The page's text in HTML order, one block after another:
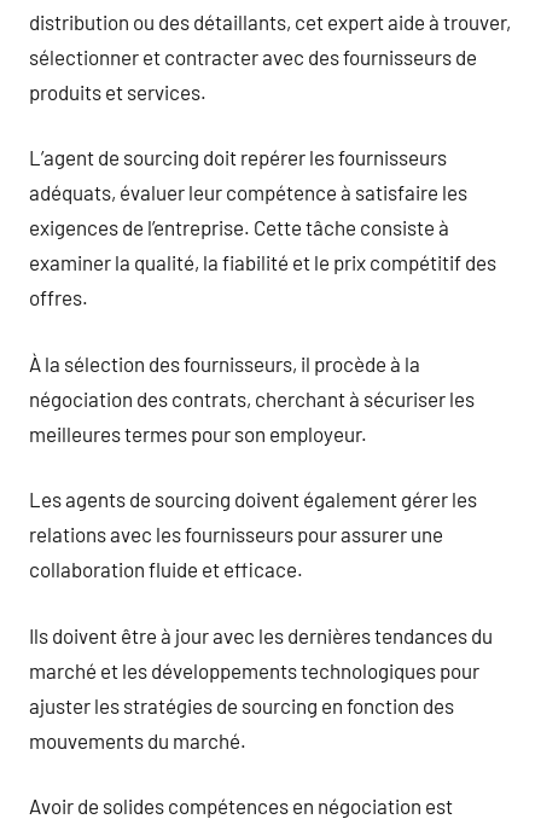
distribution ou des détaillants, cet expert aide à trouver,
sélectionner et contracter avec des fournisseurs de
produits et services.
L’agent de sourcing doit repérer les fournisseurs
adéquats, évaluer leur compétence à satisfaire les
exigences de l’entreprise. Cette tâche consiste à
examiner la qualité, la fiabilité et le prix compétitif des
offres.
À la sélection des fournisseurs, il procède à la
négociation des contrats, cherchant à sécuriser les
meilleures termes pour son employeur.
Les agents de sourcing doivent également gérer les
relations avec les fournisseurs pour assurer une
collaboration fluide et efficace.
Ils doivent être à jour avec les dernières tendances du
marché et les développements technologiques pour
ajuster les stratégies de sourcing en fonction des
mouvements du marché.
Avoir de solides compétences en négociation est